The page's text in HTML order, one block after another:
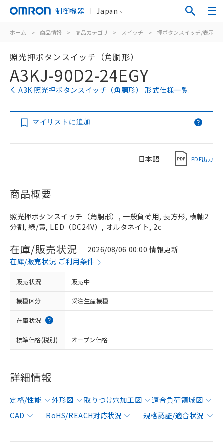
制御機器 Japan
ホーム > 商品情報 > 商品カテゴリ > スイッチ > 押ボタンスイッチ/表示灯
照光押ボタンスイッチ（角胴形）
A3KJ-90D2-24EGY
A3K 照光押ボタンスイッチ（角胴形） 形式仕様一覧
マイリストに追加
日本語 PDF出力
商品概要
照光押ボタンスイッチ（角胴形）, 一般負荷用, 長方形, 横軸2
分割, 緑/黄, LED（DC24V）, オルタネイト, 2c
在庫/販売状況
2026/08/06 00:00 情報更新
在庫/販売状況 ご利用条件
販売状況 販売中
機種区分 受注生産機種
在庫状況
標準価格(税別) オープン価格
詳細情報
定格/性能 外形図 取りつけ穴加工図
適合負荷領域図
CAD
RoHS/REACH対応状況 規格認証/適合状況